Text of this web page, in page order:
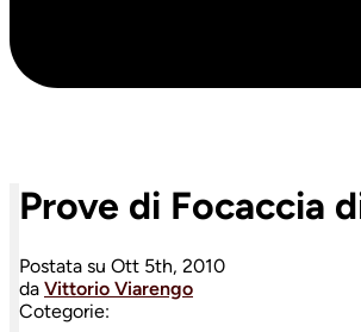
Prove di Focaccia
Postata su Ott 5th, 2010
da Vittorio Viarengo
Cotegorie: